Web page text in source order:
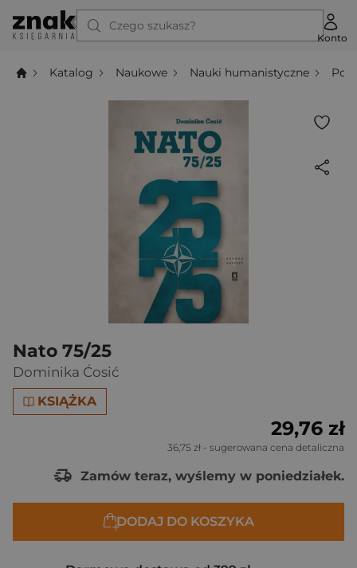
Czego szukasz?
Konto
Katalog Naukowe Nauki humanistyczne
Nato 75/25
Dominika Ćosić
KSIĄŻKA
29,76 zł
36,75 zł - sugerowana cena detaliczna
Zamów teraz, wyślemy w poniedziałek.
DODAJ DO KOSZYKA